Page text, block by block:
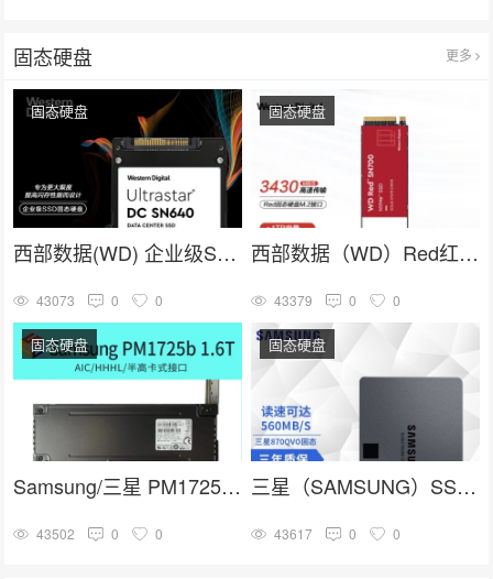
固态硬盘 更多
西部数据(WD) 企业级SSD固态硬盘U.2接口（NVMe）SN640系列
固态硬盘
43073 0 0
西部数据（WD）Red红盘 nas网络存储专用固态硬盘 企业级服务器
固态硬盘
43379 0 0
Samsung/三星 PM1725b 1.6T HHHL PCIE卡式 企业级固态硬盘
固态硬盘
43502 0 0
三星（SAMSUNG）SSD固态硬盘 SATA3.0接口 870 QVO
固态硬盘
43617 0 0